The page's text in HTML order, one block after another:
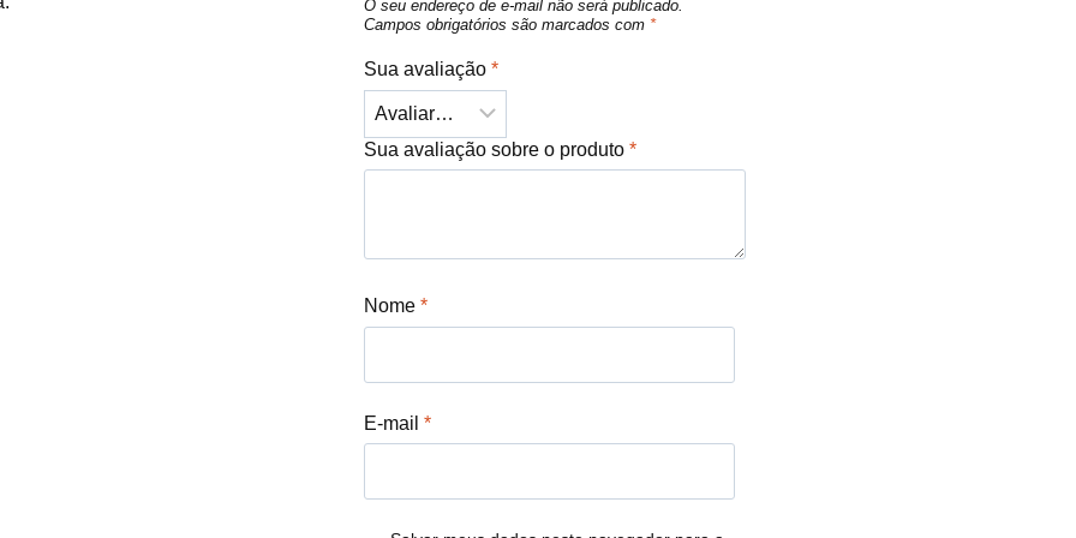
O seu endereço de e-mail não será publicado.
Campos obrigatórios são marcados com *
Sua avaliação*
Sua avaliação sobre o produto*
Nome*
E-mail*